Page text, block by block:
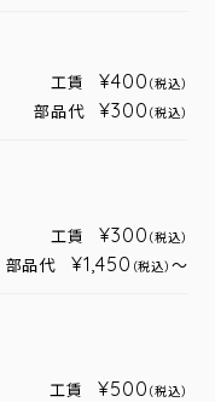
工賃 ¥400 （税込）
部品代 ¥300 （税込）
工賃 ¥300 （税込）
部品代 ¥1,450 （税込） ～
工賃 ¥500 （税込）